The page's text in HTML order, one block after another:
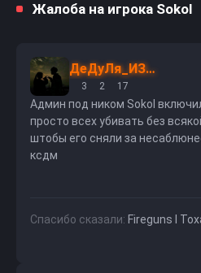
Жалоба на игрока Sokol
ДеДуЛя_ИЗ_FBI
3 2 17
Админ под ником Sokol
просто всех убивать без
штобы его сняли за
ксдм
Спасибо сказали: Fireguns l